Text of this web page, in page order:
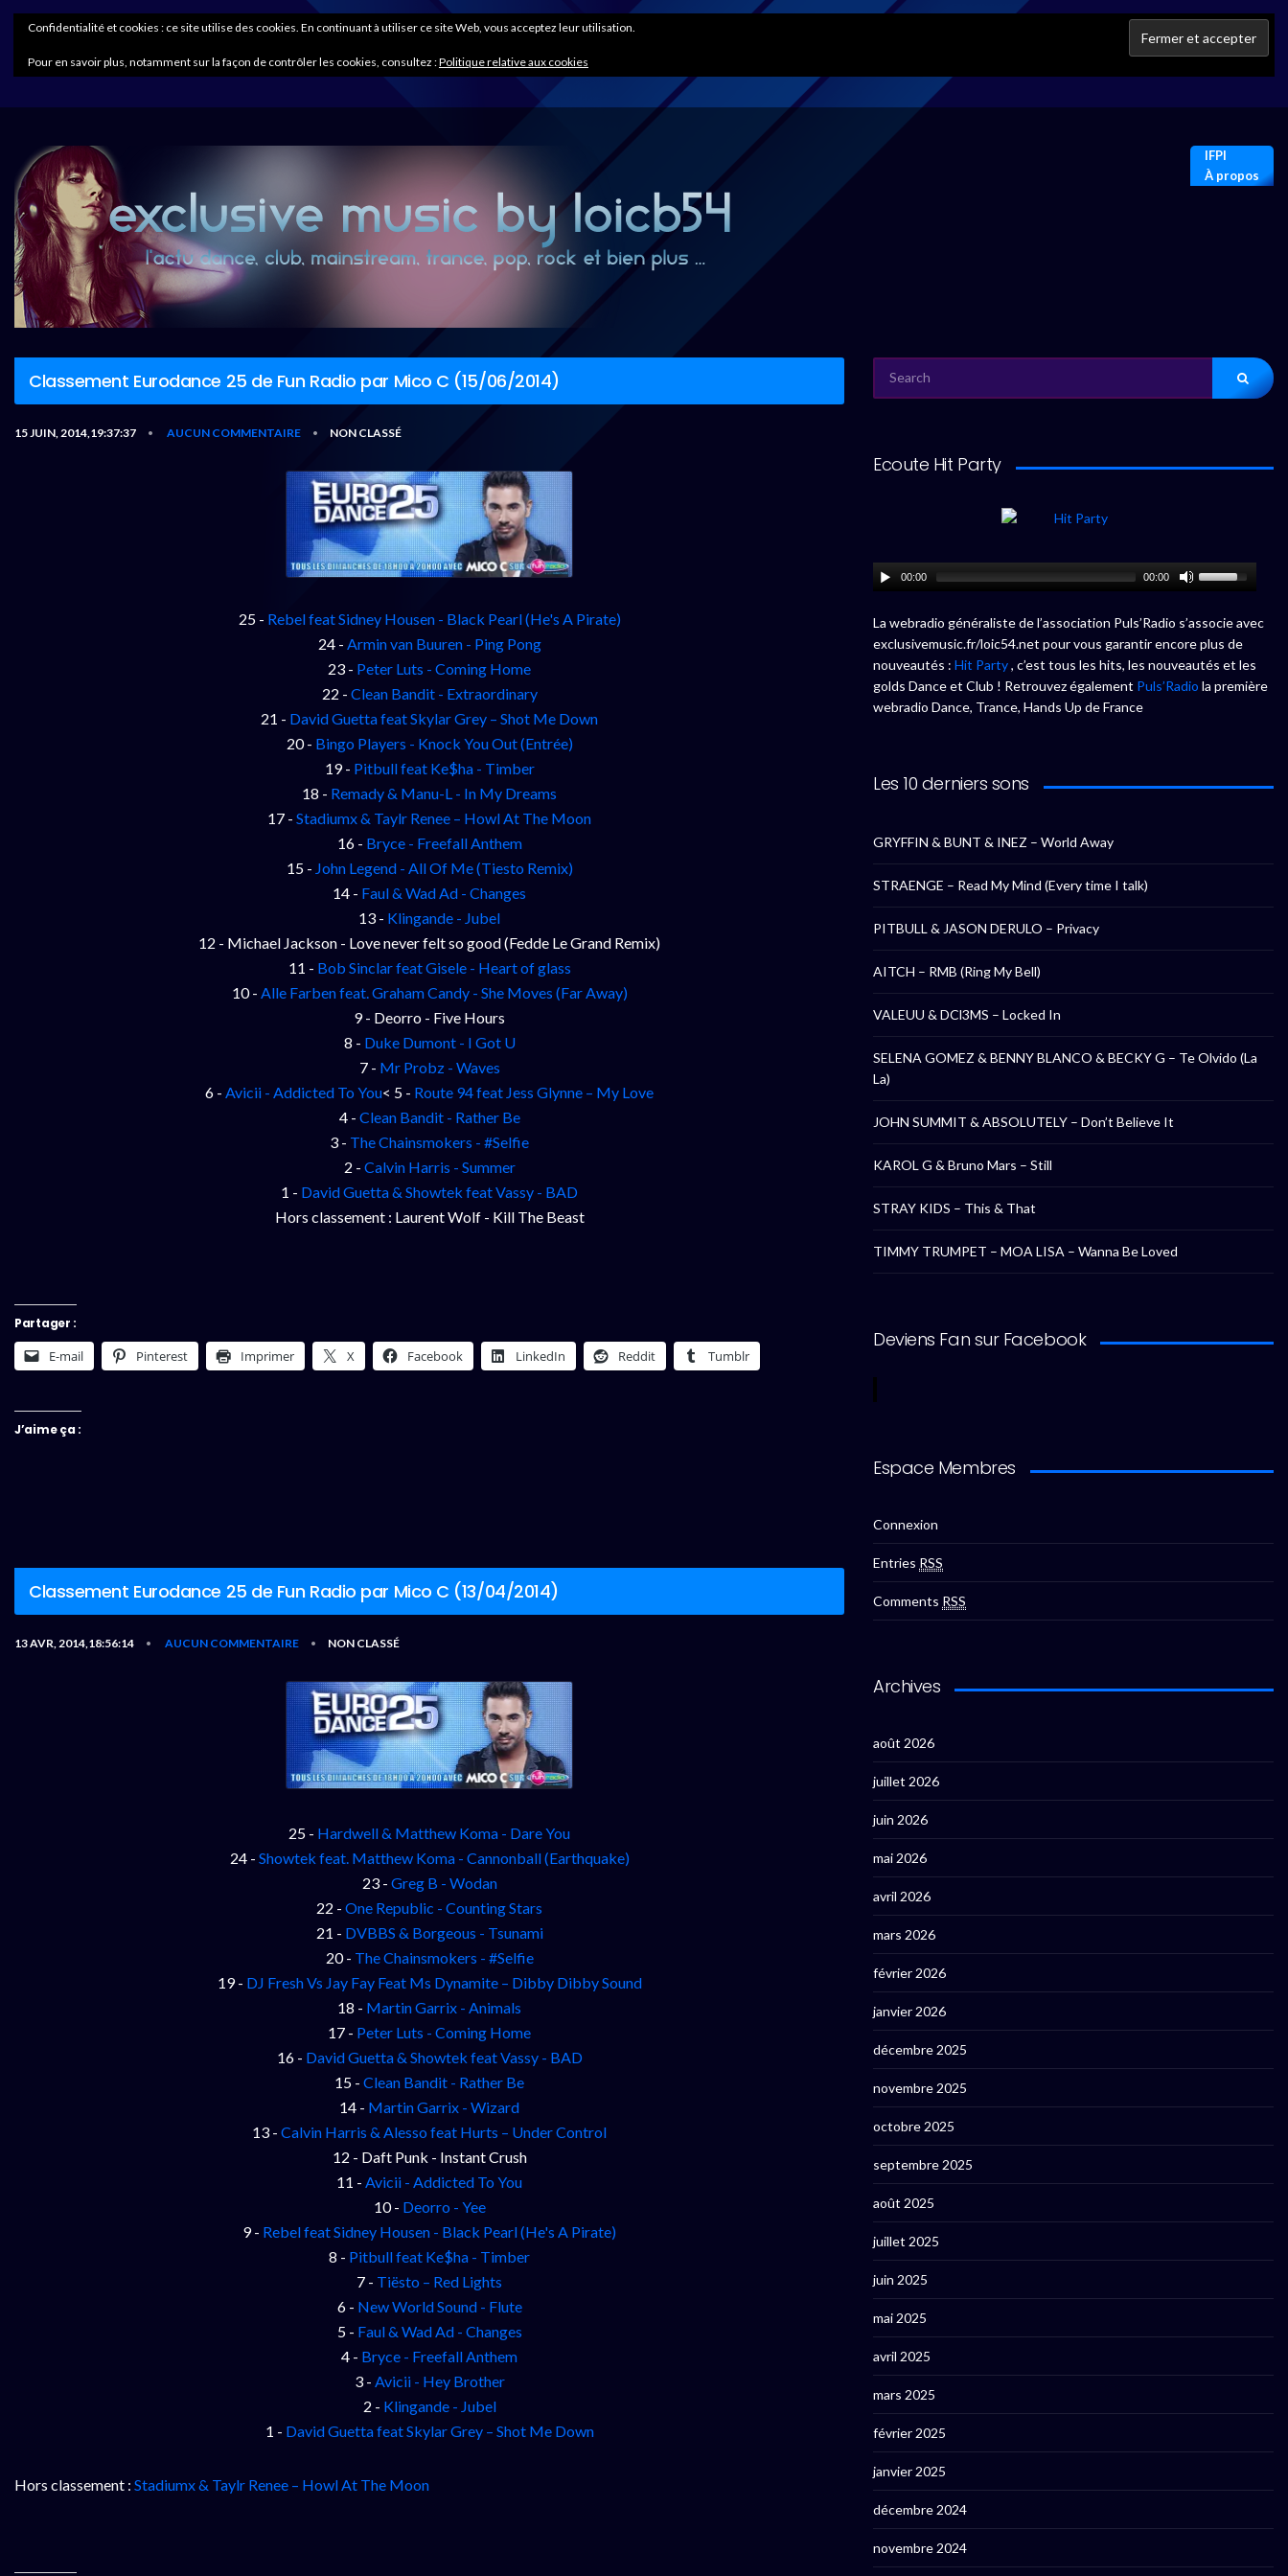
IFPI
À propos
Classement Eurodance 25 de Fun Radio par Mico C (15/06/2014)
15 JUIN, 2014,19:37:37 • AUCUN COMMENTAIRE • NON CLASSÉ
25 - Rebel feat Sidney Housen - Black Pearl (He's A Pirate)
24 - Armin van Buuren - Ping Pong
23 - Peter Luts - Coming Home
22 - Clean Bandit - Extraordinary
21 - David Guetta feat Skylar Grey – Shot Me Down
20 - Bingo Players - Knock You Out (Entrée)
19 - Pitbull feat Ke$ha - Timber
18 - Remady & Manu-L - In My Dreams
17 - Stadiumx & Taylr Renee – Howl At The Moon
16 - Bryce - Freefall Anthem
15 - John Legend - All Of Me (Tiesto Remix)
14 - Faul & Wad Ad - Changes
13 - Klingande - Jubel
12 - Michael Jackson - Love never felt so good (Fedde Le Grand Remix)
11 - Bob Sinclar feat Gisele - Heart of glass
10 - Alle Farben feat. Graham Candy - She Moves (Far Away)
9 - Deorro - Five Hours
8 - Duke Dumont - I Got U
7 - Mr Probz - Waves
6 - Avicii - Addicted To You< 5 - Route 94 feat Jess Glynne – My Love
4 - Clean Bandit - Rather Be
3 - The Chainsmokers - #Selfie
2 - Calvin Harris - Summer
1 - David Guetta & Showtek feat Vassy - BAD
Hors classement : Laurent Wolf - Kill The Beast
Partager :
E-mail Pinterest Imprimer X Facebook LinkedIn Reddit Tumblr
J’aime ça :
Classement Eurodance 25 de Fun Radio par Mico C (13/04/2014)
13 AVR, 2014,18:56:14 • AUCUN COMMENTAIRE • NON CLASSÉ
25 - Hardwell & Matthew Koma - Dare You
24 - Showtek feat. Matthew Koma - Cannonball (Earthquake)
23 - Greg B - Wodan
22 - One Republic - Counting Stars
21 - DVBBS & Borgeous - Tsunami
20 - The Chainsmokers - #Selfie
19 - DJ Fresh Vs Jay Fay Feat Ms Dynamite – Dibby Dibby Sound
18 - Martin Garrix - Animals
17 - Peter Luts - Coming Home
16 - David Guetta & Showtek feat Vassy - BAD
15 - Clean Bandit - Rather Be
14 - Martin Garrix - Wizard
13 - Calvin Harris & Alesso feat Hurts – Under Control
12 - Daft Punk - Instant Crush
11 - Avicii - Addicted To You
10 - Deorro - Yee
9 - Rebel feat Sidney Housen - Black Pearl (He's A Pirate)
8 - Pitbull feat Ke$ha - Timber
7 - Tiësto – Red Lights
6 - New World Sound - Flute
5 - Faul & Wad Ad - Changes
4 - Bryce - Freefall Anthem
3 - Avicii - Hey Brother
2 - Klingande - Jubel
1 - David Guetta feat Skylar Grey – Shot Me Down
Hors classement : Stadiumx & Taylr Renee – Howl At The Moon
FOR:
Ecoute Hit Party
00:00 00:00
La webradio généraliste de l’association Puls’Radio s’associe avec
exclusivemusic.fr/loic54.net pour vous garantir encore plus de
nouveautés : Hit Party, c’est tous les hits, les nouveautés et les
golds Dance et Club ! Retrouvez également Puls’Radio la première
webradio Dance, Trance, Hands Up de France
Les 10 derniers sons
GRYFFIN & BUNT & INEZ – World Away
STRAENGE – Read My Mind (Every time I talk)
PITBULL & JASON DERULO – Privacy
AITCH – RMB (Ring My Bell)
VALEUU & DCl3MS – Locked In
SELENA GOMEZ & BENNY BLANCO & BECKY G – Te Olvido (La
La)
JOHN SUMMIT & ABSOLUTELY – Don’t Believe It
KAROL G & Bruno Mars – Still
STRAY KIDS – This & That
TIMMY TRUMPET – MOA LISA – Wanna Be Loved
Deviens Fan sur Facebook
Espace Membres
Connexion
Entries RSS
Comments RSS
Archives
août 2026
juillet 2026
juin 2026
mai 2026
avril 2026
mars 2026
février 2026
janvier 2026
décembre 2025
novembre 2025
octobre 2025
septembre 2025
août 2025
juillet 2025
juin 2025
mai 2025
avril 2025
mars 2025
février 2025
janvier 2025
décembre 2024
novembre 2024
Confidentialité et cookies : ce site utilise des cookies. En continuant à utiliser ce site Web, vous acceptez leur utilisation.
Pour en savoir plus, notamment sur la façon de contrôler les cookies, consultez :Politique relative aux cookies